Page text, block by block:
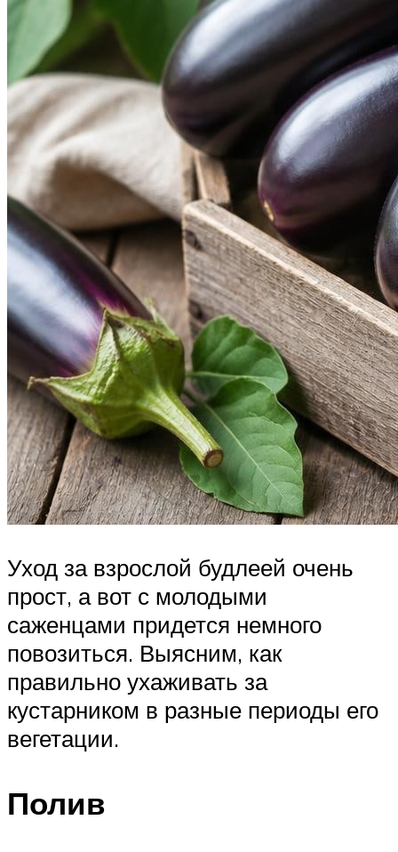
Уход за взрослой будлеей очень
прост, а вот с молодыми
саженцами придется немного
повозиться. Выясним, как
правильно ухаживать за
кустарником в разные периоды его
вегетации.
Полив